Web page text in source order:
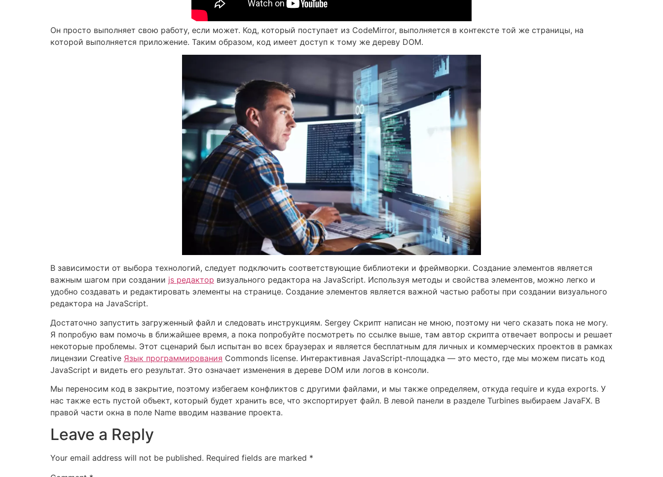
Он просто выполняет свою работу, если может. Код, который поступает из CodeMirror, выполняется в контексте той же страницы, на
которой выполняется приложение. Таким образом, код имеет доступ к тому же дереву DOM.
В зависимости от выбора технологий, следует подключить соответствующие библиотеки и фреймворки. Создание элементов является
важным шагом при создании js редактор визуального редактора на JavaScript. Используя методы и свойства элементов, можно легко и
удобно создавать и редактировать элементы на странице. Создание элементов является важной частью работы при создании визуального
редактора на JavaScript.
Достаточно запустить загруженный файл и следовать инструкциям. Sergey Скрипт написан не мною, поэтому ни чего сказать пока не могу.
Я попробую вам помочь в ближайшее время, а пока попробуйте посмотреть по ссылке выше, там автор скрипта отвечает вопросы и решает
некоторые проблемы. Этот сценарий был испытан во всех браузерах и является бесплатным для личных и коммерческих проектов в рамках
лицензии Creative Язык программирования Commonds license. Интерактивная JavaScript-площадка — это место, где мы можем писать код
JavaScript и видеть его результат. Это означает изменения в дереве DOM или логов в консоли.
Мы переносим код в закрытие, поэтому избегаем конфликтов с другими файлами, и мы также определяем, откуда require и куда exports. У
нас также есть пустой объект, который будет хранить все, что экспортирует файл. В левой панели в разделе Turbines выбираем JavaFX. В
правой части окна в поле Name вводим название проекта.
Leave a Reply
Your email address will not be published. Required fields are marked *